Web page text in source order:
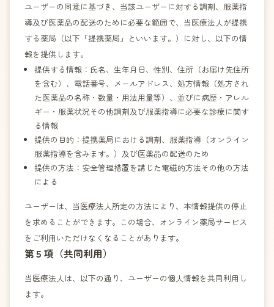
ユーザーの同意に基づき、当該ユーザーに対する調剤、服薬指
導及び医薬品の配送のために必要な範囲で、当医療法人が提携
する薬局（以下「提携薬局」といいます。）に対し、以下の情
報を提供します。
提供する情報：氏名、生年月日、性別、住所（お届け先住所
を含む）、電話番号、メールアドレス、処方情報（処方され
た医薬品の名称・数量・用法用量等）、並びに病歴・アレル
ギー・服薬状況その他調剤及び服薬指導に必要な診療に関す
る情報
提供の目的：提携薬局における調剤、服薬指導（オンライン
服薬指導を含みます。）及び医薬品の配送のため
提供の方法：安全管理措置を講じた電磁的方法その他の方法
による
ユーザーは、当医療法人所定の方法により、本情報提供の停止
を求めることができます。この場合、オンライン薬局サービス
をご利用いただけなくなることがあります。
第５項（共同利用）
当医療法人は、以下の通り、ユーザーの個人情報を共同利用し
ます。